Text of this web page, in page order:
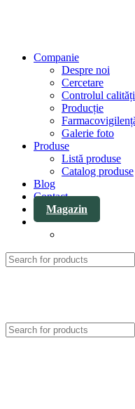
Companie
Despre noi
Cercetare
Controlul
Producție
Galerie foto
Produse
Listă produse
Catalog produse
Blog
Contact
Magazin